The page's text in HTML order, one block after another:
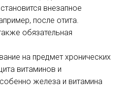
внезапное
после отита.
обязательная
на предмет хронических
витаминов и
железа и витамина